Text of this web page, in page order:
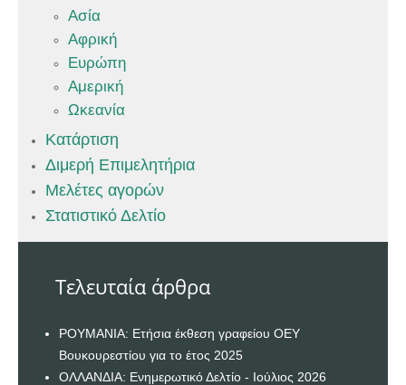
Ασία
Αφρική
Ευρώπη
Αμερική
Ωκεανία
Κατάρτιση
Διμερή Επιμελητήρια
Μελέτες αγορών
Στατιστικό Δελτίο
Τελευταία άρθρα
ΡΟΥΜΑΝΙΑ: Ετήσια έκθεση γραφείου ΟΕΥ
Βουκουρεστίου για το έτος 2025
ΟΛΛΑΝΔΙΑ: Ενημερωτικό Δελτίο - Ιούλιος 2026